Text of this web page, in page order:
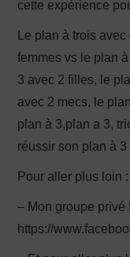
cette expérience
Le plan à trois
femmes vs le plan
3 avec 2 filles, le
avec 2 mecs, le
plan à 3,plan a 3,
réussir son plan à
Pour aller plus loin :
– Mon groupe privé
https://